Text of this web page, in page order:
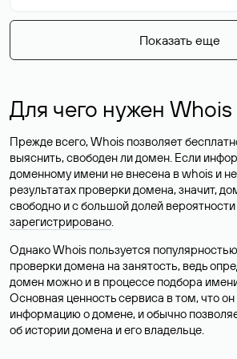
Показать еще
Для чего нужен
Прежде всего, Whois позволяет
выяснить, свободен ли домен. Если
доменному имени не внесена в whois и
результатах проверки домена, значит,
свободно и с большой долей вероятности
зарегистрировано.
Однако Whois пользуется
проверки домена на занятость, ведь
домен можно и в процессе подбора
Основная ценность сервиса в том, что
информацию о домене, и обычно
об истории домена и его владельце.